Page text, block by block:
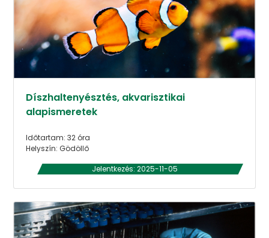
Díszhaltenyésztés, akvarisztikai
alapismeretek
Időtartam: 32 óra
Helyszín: Gödöllő
Jelentkezés: 2025-11-05